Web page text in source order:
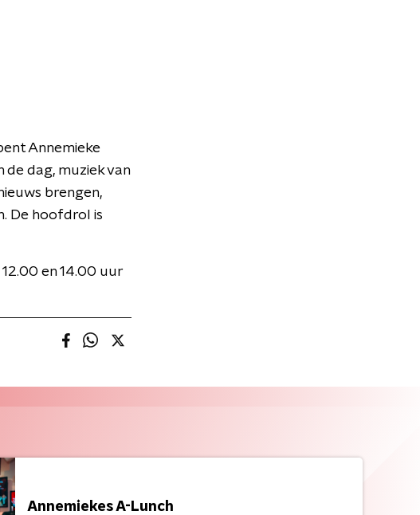
Annemieke
dag, muziek van
brengen,
De hoofdrol is
en 14.00 uur
Annemiekes A-Lunch